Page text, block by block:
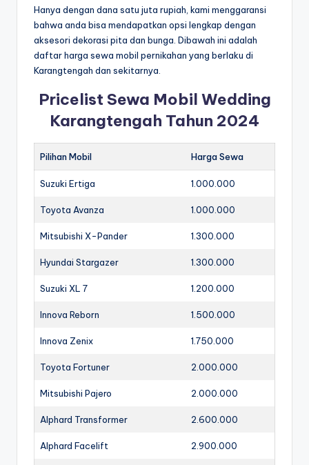
Hanya dengan dana satu juta rupiah, kami menggaransi
bahwa anda bisa mendapatkan opsi lengkap dengan
aksesori dekorasi pita dan bunga. Dibawah ini adalah
daftar harga sewa mobil pernikahan yang berlaku di
Karangtengah dan sekitarnya.
Pricelist Sewa Mobil Wedding
Karangtengah Tahun 2024
Pilihan Mobil Harga Sewa
Suzuki Ertiga 1.000.000
Toyota Avanza 1.000.000
Mitsubishi X-Pander 1.300.000
Hyundai Stargazer 1.300.000
Suzuki XL 7 1.200.000
Innova Reborn 1.500.000
Innova Zenix 1.750.000
Toyota Fortuner 2.000.000
Mitsubishi Pajero 2.000.000
Alphard Transformer 2.600.000
Alphard Facelift 2.900.000